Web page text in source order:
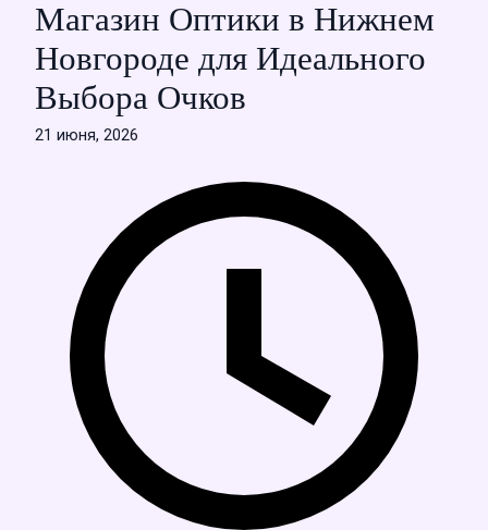
Магазин Оптики в Нижнем
Новгороде для Идеального
Выбора Очков
21 июня, 2026